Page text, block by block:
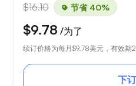
$16.10 节省 40%
$9.78 /为了
续订价格为每月$9.78美元，有效期
下